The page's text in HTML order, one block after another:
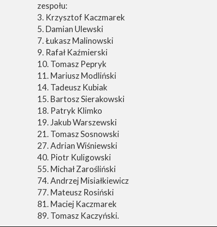
zespołu:
3. Krzysztof Kaczmarek
5. Damian Ulewski
7. Łukasz Malinowski
9. Rafał Kaźmierski
10. Tomasz Pepryk
11. Mariusz Modliński
14. Tadeusz Kubiak
15. Bartosz Sierakowski
18. Patryk Klimko
19. Jakub Warszewski
21. Tomasz Sosnowski
27. Adrian Wiśniewski
40. Piotr Kuligowski
55. Michał Zarośliński
74. Andrzej Misiałkiewicz
77. Mateusz Rosiński
81. Maciej Kaczmarek
89. Tomasz Kaczyński.